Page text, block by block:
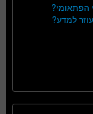
הפתאומי?
למדע?